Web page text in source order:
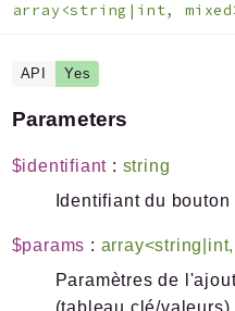
array<string|int,
API Yes
Parameters
$identifiant : string
Identifiant du
$params :
Paramètres de
(tableau clé/valeurs).